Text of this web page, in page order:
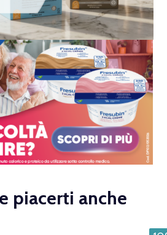
piacerti anche